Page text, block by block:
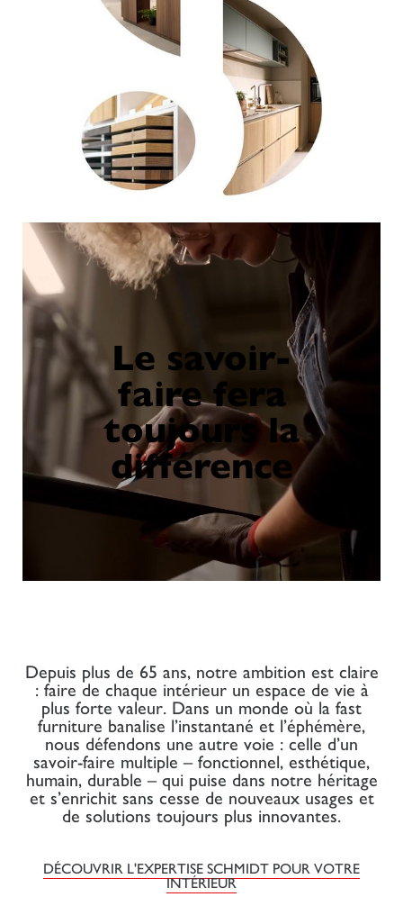
Le savoir-
faire fera
toujours la
différence
Depuis plus de 65 ans, notre ambition est claire
: faire de chaque intérieur un espace de vie à
plus forte valeur. Dans un monde où la fast
furniture banalise l’instantané et l’éphémère,
nous défendons une autre voie : celle d’un
savoir-faire multiple – fonctionnel, esthétique,
humain, durable – qui puise dans notre héritage
et s’enrichit sans cesse de nouveaux usages et
de solutions toujours plus innovantes.
DÉCOUVRIR L'EXPERTISE SCHMIDT POUR VOTRE
INTÉRIEUR